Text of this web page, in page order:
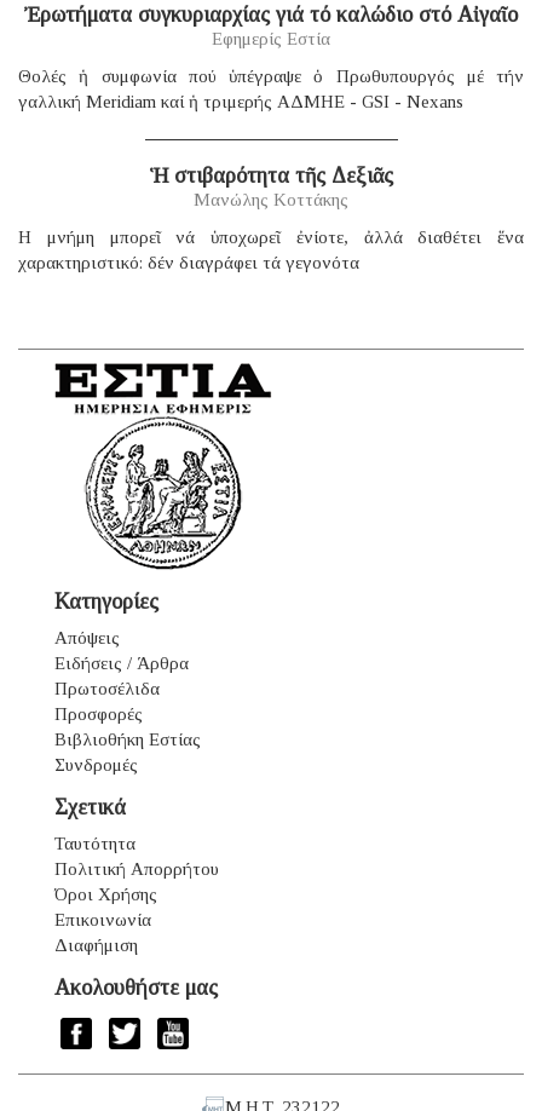
Ἐρωτήματα συγκυριαρχίας γιά τό καλώδιο στό Αἰγαῖο
Εφημερίς Εστία
Θολές ἡ συμφωνία πού ὑπέγραψε ὁ Πρωθυπουργός μέ τήν
γαλλική Μeridiam καί ἡ τριμερής ΑΔΜΗΕ - GSI - Nexans
Ἡ στιβαρότητα τῆς Δεξιᾶς
Μανώλης Κοττάκης
H μνήμη μπορεῖ νά ὑποχωρεῖ ἐνίοτε, ἀλλά διαθέτει ἕνα
χαρακτηριστικό: δέν διαγράφει τά γεγονότα
Κατηγορίες
Απόψεις
Ειδήσεις / Άρθρα
Πρωτοσέλιδα
Προσφορές
Βιβλιοθήκη Εστίας
Συνδρομές
Σχετικά
Ταυτότητα
Πολιτική Απορρήτου
Όροι Χρήσης
Επικοινωνία
Διαφήμιση
Ακολουθήστε μας